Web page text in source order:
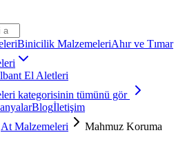
Binicilik MalzemeleriAhır ve Tımar
El Aletleri
kategorisinin tümünü gör
Blogİletişim
At Malzemeleri
Mahmuz Koruma